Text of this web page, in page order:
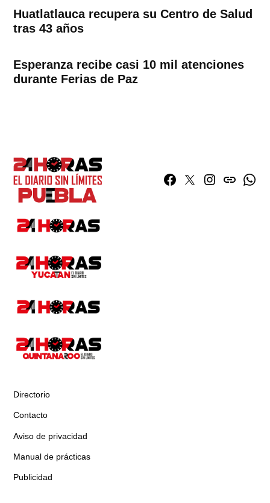
Huatlatlauca recupera su Centro de Salud
tras 43 años
Esperanza recibe casi 10 mil atenciones
durante Ferias de Paz
Facebook
TwitterInstagram
issuu
Directorio
Contacto
Aviso de privacidad
Manual de prácticas
Publicidad